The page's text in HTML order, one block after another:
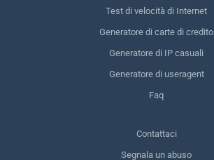
Test di velocità di Internet
Generatore di carte di credito
Generatore di IP casuali
Generatore di useragent
Faq
Contattaci
Segnala un abuso